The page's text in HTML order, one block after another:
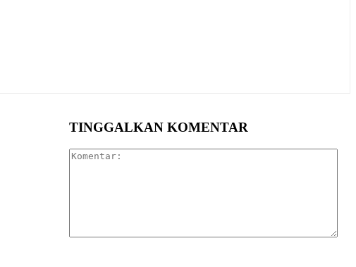
TINGGALKAN KOMENTAR